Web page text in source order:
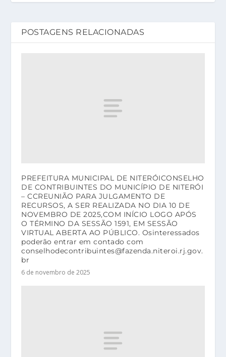
POSTAGENS RELACIONADAS
PREFEITURA MUNICIPAL DE NITERÓICONSELHO
DE CONTRIBUINTES DO MUNICÍPIO DE NITERÓI
– CCREUNIÃO PARA JULGAMENTO DE
RECURSOS, A SER REALIZADA NO DIA 10 DE
NOVEMBRO DE 2025,COM INÍCIO LOGO APÓS
O TÉRMINO DA SESSÃO 1591, EM SESSÃO
VIRTUAL ABERTA AO PÚBLICO. Osinteressados
poderão entrar em contado com
conselhodecontribuintes@fazenda.niteroi.rj.gov.
br
6 de novembro de 2025